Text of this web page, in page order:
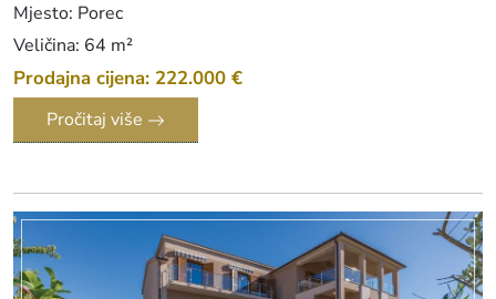
Mjesto: Porec
Veličina: 64 m²
Prodajna cijena: 222.000 €
Pročitaj više